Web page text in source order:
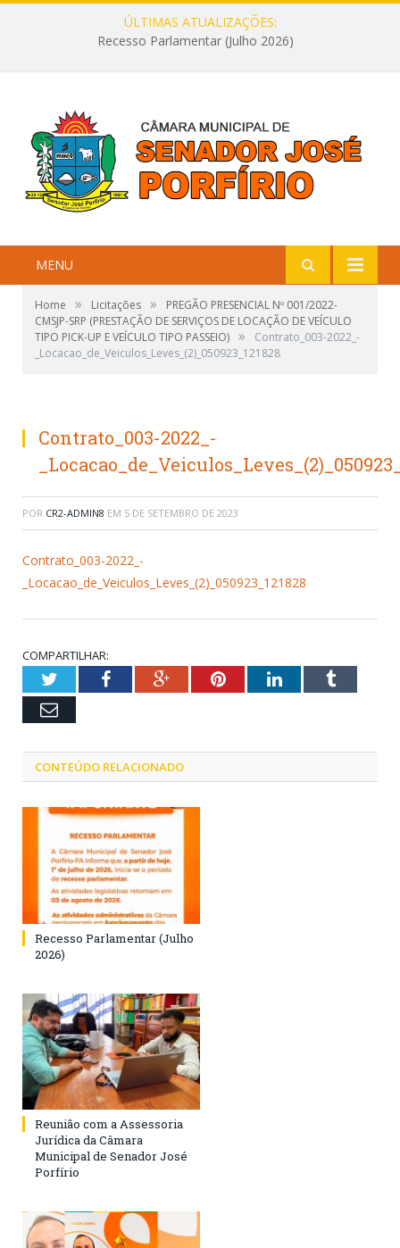
ÚLTIMAS ATUALIZAÇÕES:
Recesso Parlamentar (Julho 2026)
MENU
Home » Licitações »
PREGÃO PRESENCIAL Nº 001/2022-
CMSJP-SRP (PRESTAÇÃO DE SERVIÇOS DE LOCAÇÃO DE VEÍCULO
TIPO PICK-UP E VEÍCULO TIPO PASSEIO) »
Contrato_003-2022_-
_Locacao_de_Veiculos_Leves_(2)_050923_121828
Contrato_003-2022_-
POR CR2-ADMIN8 EM 5 DE SETEMBRO DE 2023
Contrato_003-2022_-
_Locacao_de_Veiculos_Leves_(2)_050923_121828
COMPARTILHAR:
TwitterFacebookGoogle+PinterestLinkedInTumblr
Email
CONTEÚDO RELACIONADO
Recesso Parlamentar (Julho
2026)
Reunião com a Assessoria
Jurídica da Câmara
Municipal de Senador José
Porfírio